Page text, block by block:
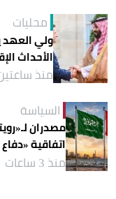
محليات
ولي العهد
الأحداث
منذ
السياسة
مصدران
اتفاقية
منذ 3 ساعات